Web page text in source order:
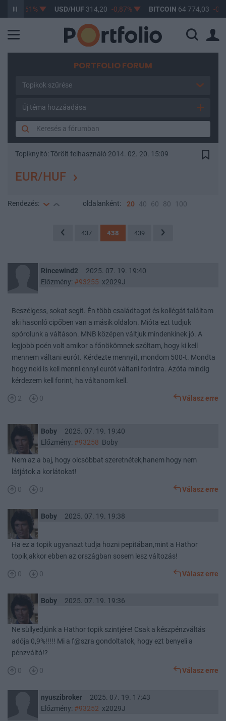
-0,61% USD/HUF 314,20 -0,87% BITCOIN64 774,03 -0,21%
PORTFOLIO FORUM
Topikok szűrése
Új téma hozzáadása
Topiknyitó: Törölt felhasználó 2014. 02. 20. 15:09
EUR/HUF
Rendezés: oldalanként: 20 40 60 80 100
437 438 439
Rincewind2
2025. 07. 19. 19:40
Előzmény: #93255 x2029J
Beszélgess, sokat segít. Én több családtagot és kollégát találtam
aki hasonló cipőben van a másik oldalon. Mióta ezt tudjuk
spórolunk a váltáson. MNB középen váltjuk mindenkinek jó. A
legjobb poén volt amikor a főnökömnek szóltam, hogy ki kell
mennem váltani eurót. Kérdezte mennyit, mondom 500-t. Mondta
hogy neki is kell menni ennyi eurót váltani forintra. Azóta mindig
kérdezem kell forint, ha váltanom kell.
2 0 Válasz erre
Boby
2025. 07. 19. 19:40
Előzmény: #93258 Boby
Nem az a baj, hogy olcsóbbat szeretnétek,hanem hogy nem
látjátok a korlátokat!
0 0 Válasz erre
Boby 2025. 07. 19. 19:38
Ha ez a topik ugyanazt tudja hozni pepitában,mint a Hathor
topik,akkor ebben az országban sosem lesz változás!
0 0 Válasz erre
Boby 2025. 07. 19. 19:36
Ne süllyedjünk a Hathor topik szintjére! Csak a készpénzváltás
adója 0,9%!!!!! Mi a f@szra gondoltatok, hogy ezt benyeli a
pénzváltó!?
0 0 Válasz erre
nyuszibroker
2025. 07. 19. 17:43
Előzmény: #93252 x2029J